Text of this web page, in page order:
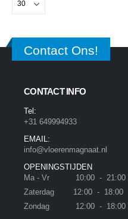
Contact Ons!
CONTACT INFO
Tel:
+31 649994933
EMAIL:
info@vloerenmagnaat.nl
OPENINGSTIJDEN
Ma - Vr 10:00 - 21:00
Zaterdag 12:00 - 18:00
Zondag 12:00 - 18:00